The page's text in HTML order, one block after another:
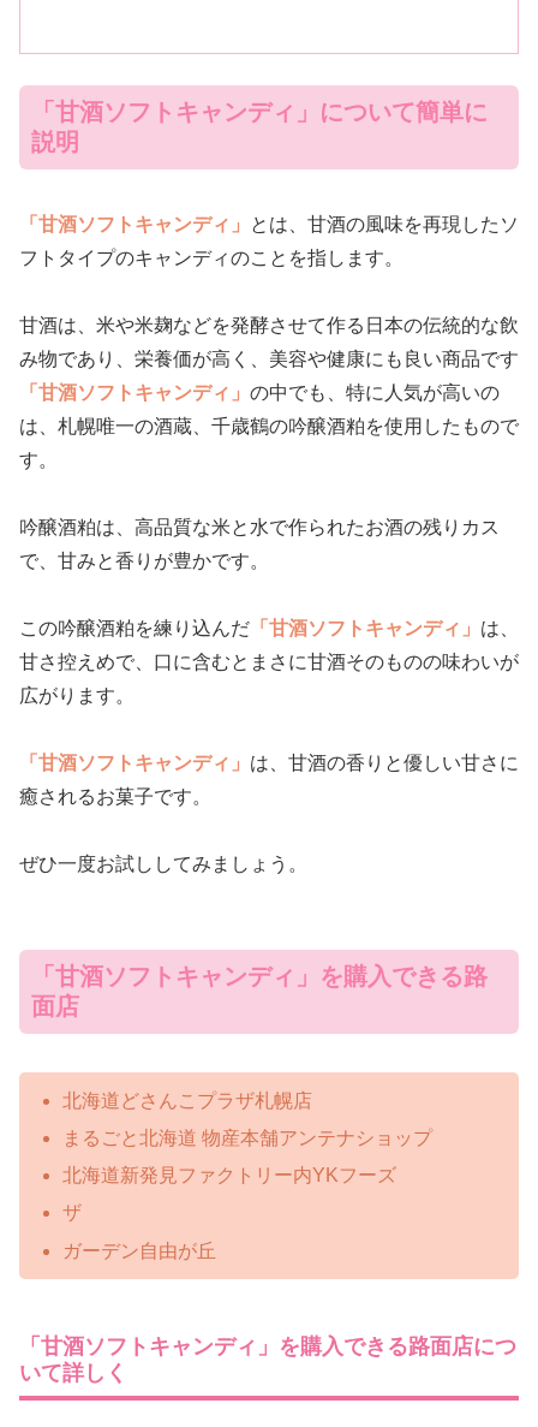
「甘酒ソフトキャンディ」について簡単に
説明
「甘酒ソフトキャンディ」
とは、甘酒の風味を再現したソ
フトタイプのキャンディのことを指します。
甘酒は、米や米麹などを発酵させて作る日本の伝統的な飲
み物であり、栄養価が高く、美容や健康にも良い商品です
「甘酒ソフトキャンディ」 の中でも、特に人気が高いの
は、札幌唯一の酒蔵、千歳鶴の吟醸酒粕を使用したもので
す。
吟醸酒粕は、高品質な米と水で作られたお酒の残りカス
で、甘みと香りが豊かです。
この吟醸酒粕を練り込んだ 「甘酒ソフトキャンディ」 は、
甘さ控えめで、口に含むとまさに甘酒そのものの味わいが
広がります。
「甘酒ソフトキャンディ」 は、甘酒の香りと優しい甘さに
癒されるお菓子です。
ぜひ一度お試ししてみましょう。
「甘酒ソフトキャンディ」を購入できる路
面店
北海道どさんこプラザ札幌店
まるごと北海道 物産本舗アンテナショップ
北海道新発見ファクトリー内YKフーズ
ザ
ガーデン自由が丘
「甘酒ソフトキャンディ」を購入できる路面店につ
いて詳しく